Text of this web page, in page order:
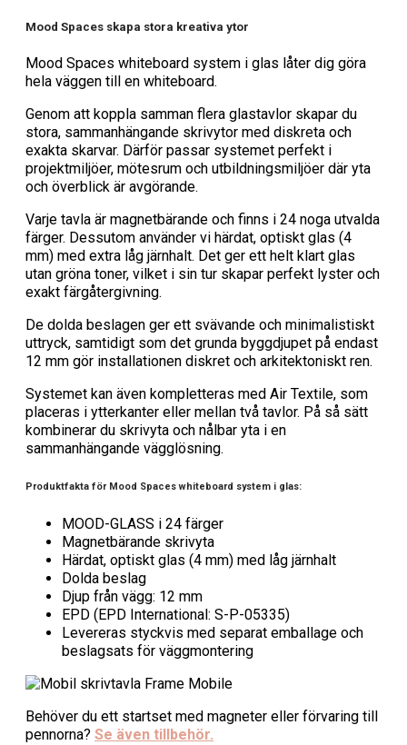
Mood Spaces skapa stora kreativa ytor
Mood Spaces whiteboard system i glas låter dig göra
hela väggen till en whiteboard.
Genom att koppla samman flera glastavlor skapar du
stora, sammanhängande skrivytor med diskreta och
exakta skarvar. Därför passar systemet perfekt i
projektmiljöer, mötesrum och utbildningsmiljöer där yta
och överblick är avgörande.
Varje tavla är magnetbärande och finns i 24 noga utvalda
färger. Dessutom använder vi härdat, optiskt glas (4
mm) med extra låg järnhalt. Det ger ett helt klart glas
utan gröna toner, vilket i sin tur skapar perfekt lyster och
exakt färgåtergivning.
De dolda beslagen ger ett svävande och minimalistiskt
uttryck, samtidigt som det grunda byggdjupet på endast
12 mm gör installationen diskret och arkitektoniskt ren.
Systemet kan även kompletteras med Air Textile, som
placeras i ytterkanter eller mellan två tavlor. På så sätt
kombinerar du skrivyta och nålbar yta i en
sammanhängande vägglösning.
Produktfakta för Mood Spaces whiteboard system i glas:
MOOD-GLASS i 24 färger
Magnetbärande skrivyta
Härdat, optiskt glas (4 mm) med låg järnhalt
Dolda beslag
Djup från vägg: 12 mm
EPD (EPD International: S-P-05335)
Levereras styckvis med separat emballage och
beslagsats för väggmontering
Behöver du ett startset med magneter eller förvaring till
pennorna? Se även tillbehör.